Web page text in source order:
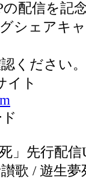
の配信を記
シェアキ
ください。
イト
」先行配
歌 / 遊生